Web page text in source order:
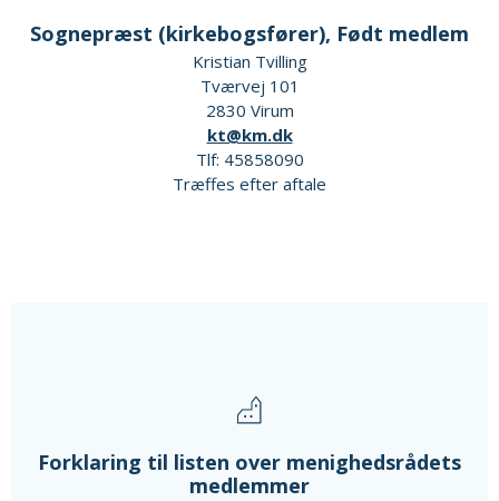
Sognepræst (kirkebogsfører), Født medlem
Kristian Tvilling
Tværvej 101
2830 Virum
kt@km.dk
Tlf: 45858090
Træffes efter aftale
Forklaring til listen over menighedsrådets
medlemmer